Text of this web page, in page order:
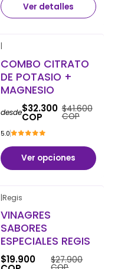
Ver detalles
|
COMBO CITRATO
DE POTASIO +
MAGNESIO
desde$32.300
COP
$41.600
COP
5.0
Ver opciones
|Regis
VINAGRES
SABORES
ESPECIALES REGIS
$19.900 $27.900